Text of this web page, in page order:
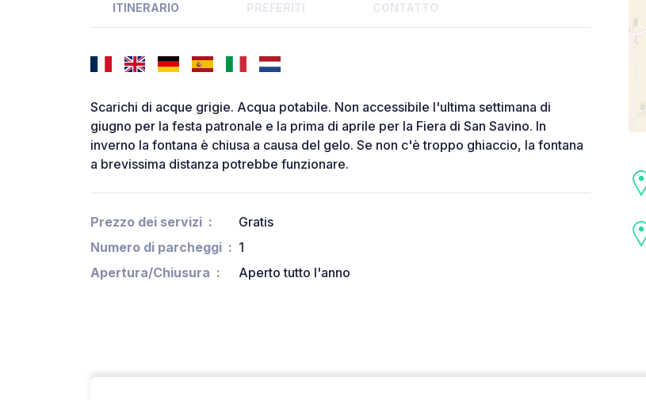
ITINERARIO PREFERITI CONTATTO
Scarichi di acque grigie. Acqua potabile. Non accessibile l'ultima settimana di
giugno per la festa patronale e la prima di aprile per la Fiera di San Savino. In
inverno la fontana è chiusa a causa del gelo. Se non c'è troppo ghiaccio, la fontana
a brevissima distanza potrebbe funzionare.
Prezzo dei servizi
Gratis
Numero di parcheggi
1
Apertura/Chiusura
Aperto tutto l'anno